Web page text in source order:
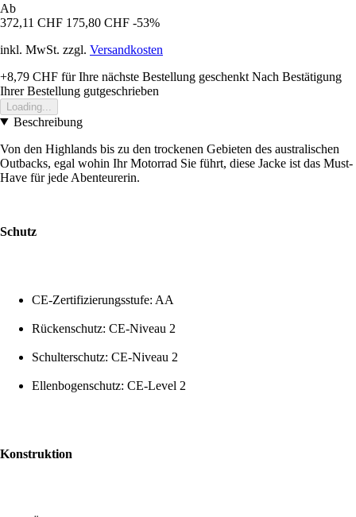
Ab
372,11 CHF 175,80 CHF -53%
inkl. MwSt. zzgl. Versandkosten
+8,79 CHF für Ihre nächste Bestellung geschenkt Nach Bestätigung
Ihrer Bestellung gutgeschrieben
Loading...
Beschreibung
Von den Highlands bis zu den trockenen Gebieten des australischen
Outbacks, egal wohin Ihr Motorrad Sie führt, diese Jacke ist das Must-
Have für jede Abenteurerin.
Schutz
CE-Zertifizierungsstufe: AA
Rückenschutz: CE-Niveau 2
Schulterschutz: CE-Niveau 2
Ellenbogenschutz: CE-Level 2
Konstruktion